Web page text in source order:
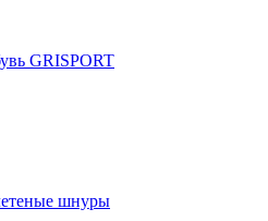
GRISPORT
шнуры